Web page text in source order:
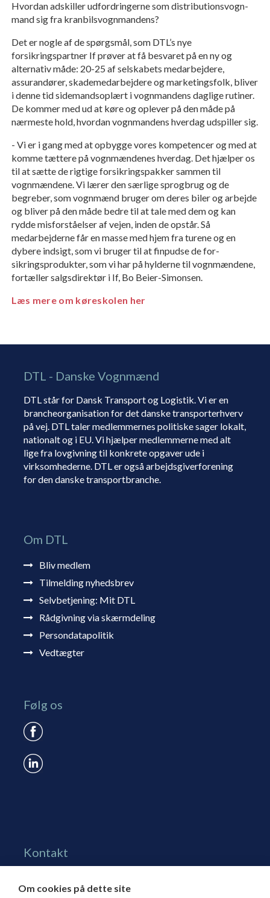
Hvordan adskiller udfordrin­gerne som distributionsvogn­
mand sig fra kranbilsvognmandens?
Det er nogle af de spørgsmål, som DTL’s nye
forsikringspartner If prøver at få be­svaret på en ny og
alternativ måde: 20-25 af selskabets medarbejdere,
assurandører, skademedarbejdere og marketingsfolk, bliver
i denne tid sidemandsoplært i vognmandens daglige rutiner.
De kommer med ud at køre og oplever på den måde på
nærmeste hold, hvordan vognmandens hverdag udspiller sig.
- Vi er i gang med at opbygge vores kompetencer og med at
komme tættere på vognmændenes hverdag. Det hjælper os
til at sætte de rigtige forsikringspakker sam­men til
vognmændene. Vi lærer den særli­ge sprogbrug og de
begreber, som vogn­mænd bruger om deres biler og arbejde
og bliver på den måde bedre til at tale med dem og kan
rydde misforståelser af vejen, inden de opstår. Så
medarbejderne får en masse med hjem fra turene og en
dybere indsigt, som vi bruger til at finpudse de for­
sikringsprodukter, som vi har på hylderne til vognmændene,
fortæller salgsdirektør i If, Bo Beier-Simonsen.
Læs mere om køreskolen her
DTL - Danske Vognmænd
DTL står for Dansk Transport og Logistik. Vi er en
brancheorganisation for det danske transporterhverv
på vej. DTL taler medlemmernes politiske sager lokalt,
nationalt og i EU. Vi hjælper medlemmerne med alt
lige fra lovgivning til konkrete opgaver ude i
virksomhederne. DTL er også arbejdsgiverforening
for den danske transportbranche.
Om DTL
Bliv medlem
Tilmelding nyhedsbrev
Selvbetjening: Mit DTL
Rådgivning via skærmdeling
Persondatapolitik
Vedtægter
Følg os
Kontakt
1270 Kbh. K
Om cookies på dette site